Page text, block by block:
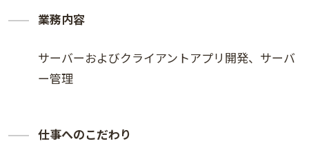
業務内容
サーバーおよびクライアントアプリ開発、サーバ
ー管理
仕事へのこだわり